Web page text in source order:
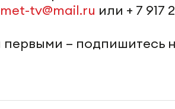
tv@mail.ru или + 7 917
первыми – подпишитесь